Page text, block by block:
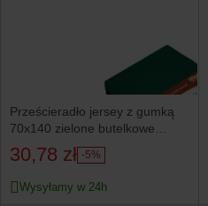
Prześcieradło jersey z gumką
70x140 zielone butelkowe
KARO
30,78 zł -5%
Wysyłamy w 24h